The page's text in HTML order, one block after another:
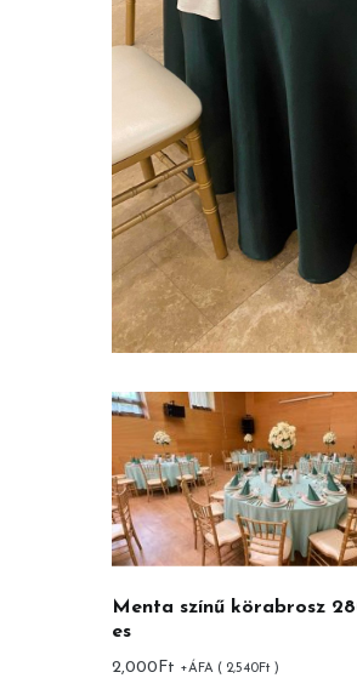
Menta színű körabrosz
es
2,000 Ft +ÁFA ( 2,540Ft )